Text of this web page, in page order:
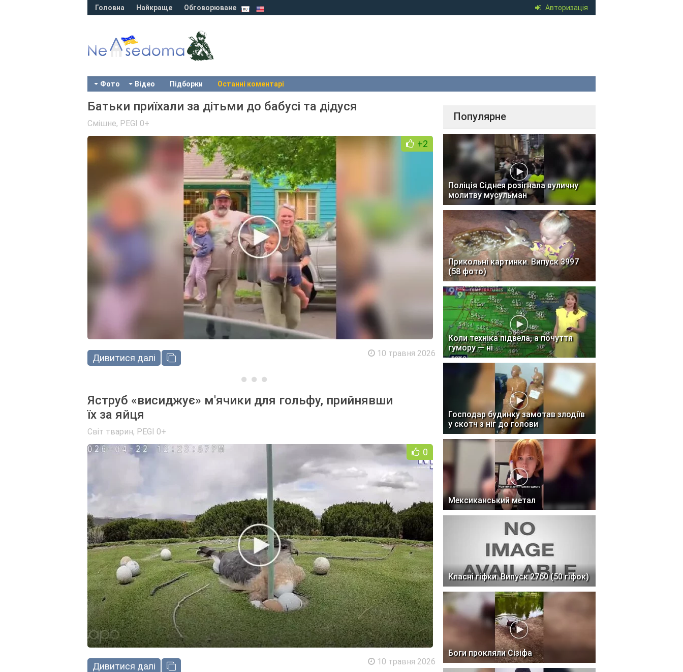
Авторизація
Головна Найкраще Обговорюване
Фото Відео Підборки Останні коментарі
Батьки приїхали за дітьми до бабусі та дідуся
Смішне, PEGI 0+
+2
Дивитися далі 10 травня 2026
Яструб «висиджує» м'ячики для гольфу, прийнявши
їх за яйця
Світ тварин, PEGI 0+
0
Дивитися далі 10 травня 2026
Популярне
Поліція Сіднея розігнала вуличну
молитву мусульман
Прикольні картинки. Випуск 3997
(58 фото)
Коли техніка підвела, а почуття
гумору — ні
Господар будинку замотав злодіїв
у скотч з ніг до голови
Мексиканський метал
Класні гіфки. Випуск 2760 (50 гіфок)
Боги прокляли Сізіфа